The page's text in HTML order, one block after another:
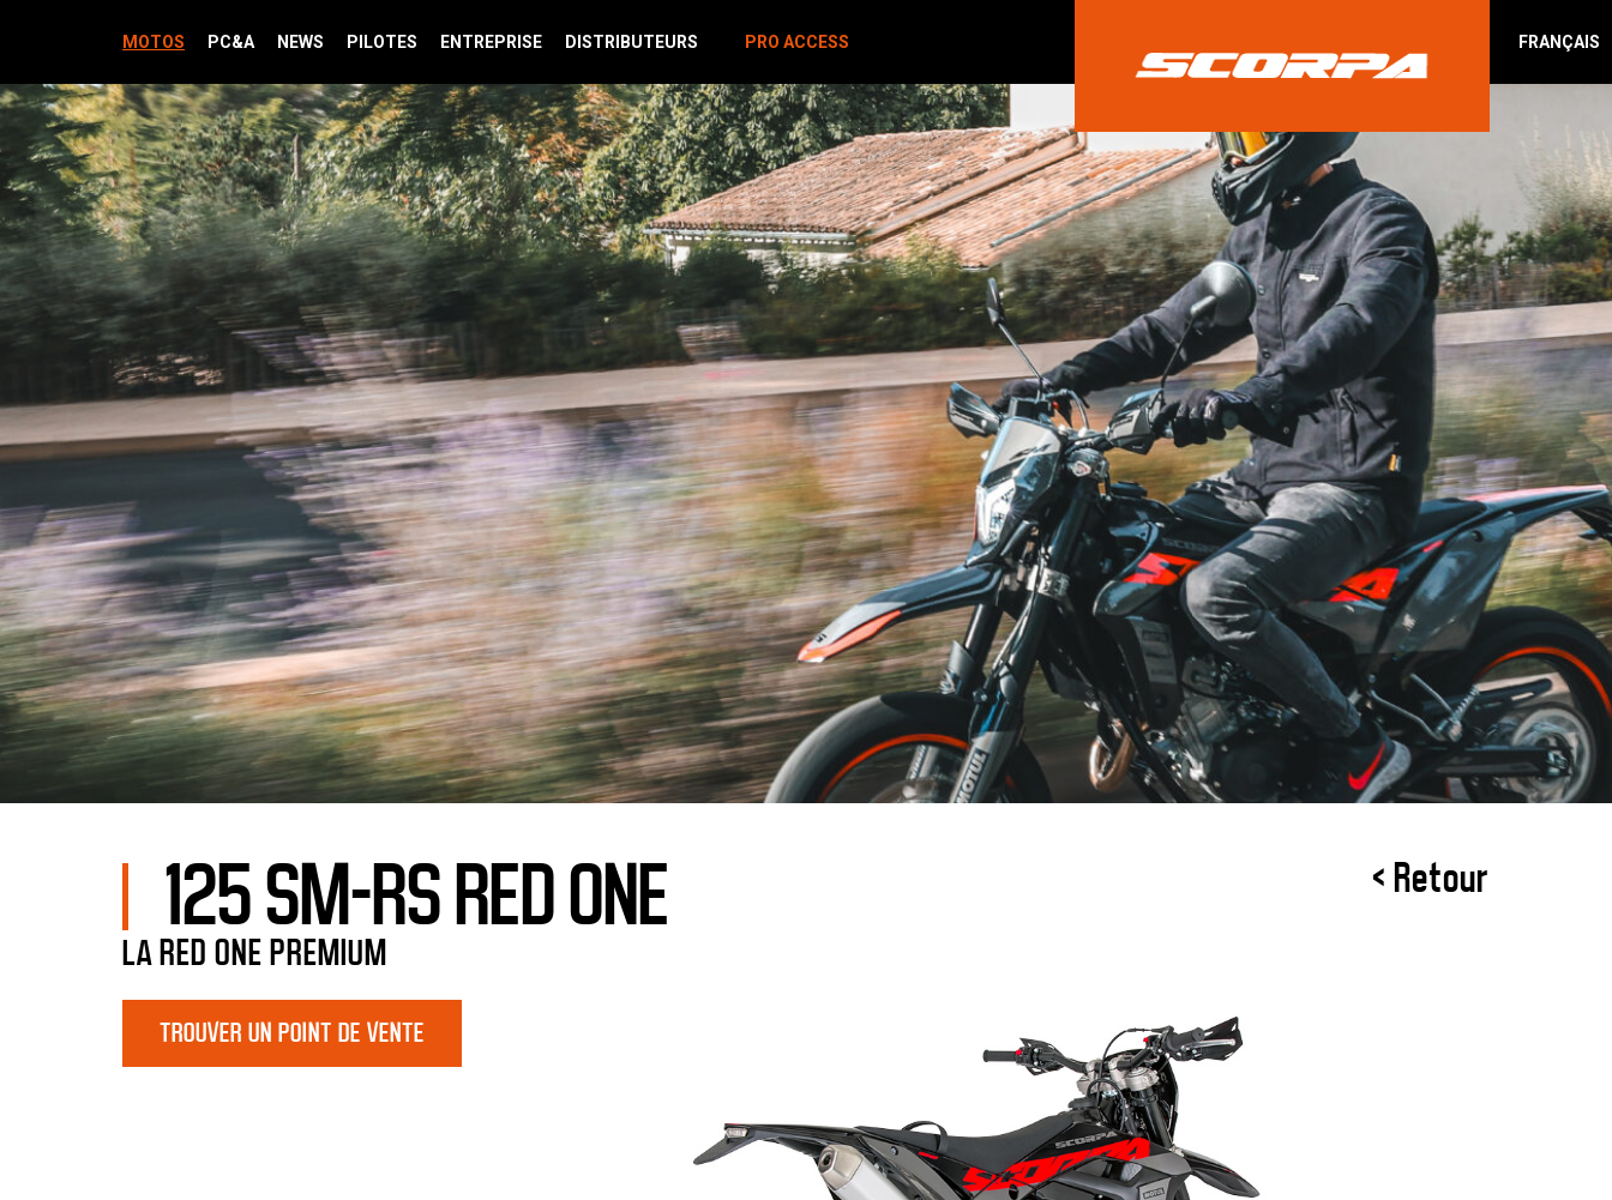
MOTOS PC&A NEWS PILOTES ENTREPRISE DISTRIBUTEURS PRO ACCESS FRANÇAIS
125 SM-RS RED ONE < Retour
LA RED ONE PREMIUM
TROUVER UN POINT DE VENTE